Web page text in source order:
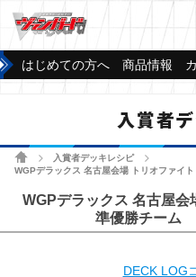
はじめての方へ 商品情報
入賞者
ホーム 入賞者デッキレシピ
WGPデラックス 名古屋会場 トリオファイ
WGPデラックス 名古屋会
準優勝チーム
DECK LOG